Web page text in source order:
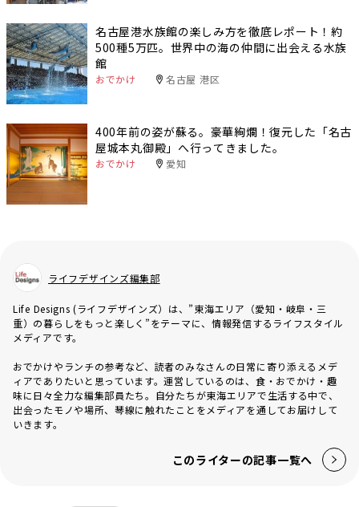
名古屋港水族館の楽しみ方を徹底レポート！約
500種5万匹。世界中の海の仲間に出会える水族
館
おでかけ 名古屋 港区
400年前の姿が蘇る。豪華絢爛！復元した「名古
屋城本丸御殿」へ行ってきました。
おでかけ 愛知
ライフデザインズ編集部
Life Designs (ライフデザインズ）は、”東海エリア（愛知・岐阜・三
重）の暮らしをもっと楽しく”をテーマに、情報発信するライフスタイル
メディアです。
おでかけやランチの参考など、読者のみなさんの日常に寄り添えるメデ
ィアでありたいと思っています。運営しているのは、食・おでかけ・趣
味に日々全力な編集部員たち。自分たちが東海エリアで生活する中で、
出会ったモノや場所、琴線に触れたことをメディアを通してお届けして
いきます。
このライターの記事一覧へ